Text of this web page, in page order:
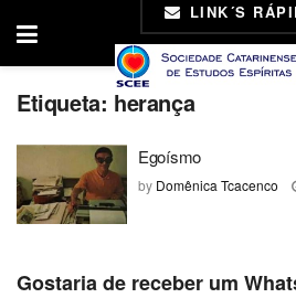
LINK´S
Etiqueta: herança
Egoísmo
by Domênica Tcacenco
Gostaria de receber um